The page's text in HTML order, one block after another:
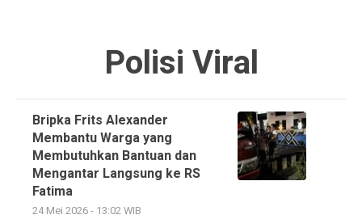
Polisi Viral
Bripka Frits Alexander
Membantu Warga yang
Membutuhkan Bantuan dan
Mengantar Langsung ke RS
Fatima
24 Mei 2026 - 13:02 WIB